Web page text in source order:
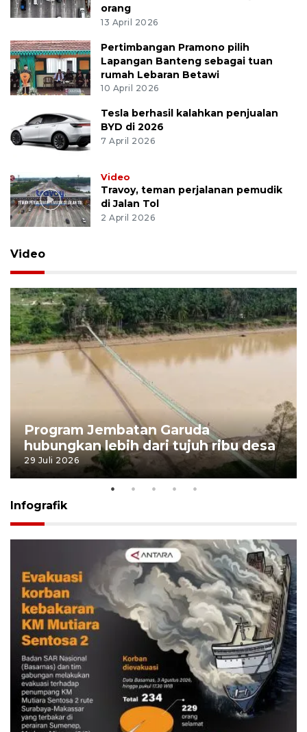
orang
13 April 2026
Pertimbangan Pramono pilih
Lapangan Banteng sebagai tuan
rumah Lebaran Betawi
10 April 2026
Tesla berhasil kalahkan penjualan
BYD di 2026
7 April 2026
Video
Travoy, teman perjalanan pemudik
di Jalan Tol
2 April 2026
Video
Program Jembatan Garuda
hubungkan lebih dari tujuh ribu desa
29 Juli 2026
Infografik